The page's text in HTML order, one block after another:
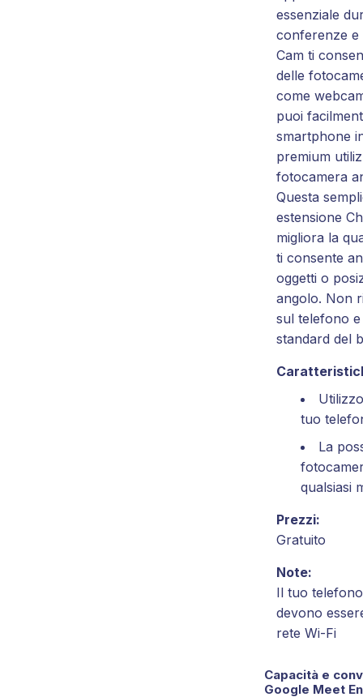
essenziale
conferenze e
Cam ti
delle
come
puoi
smartphone
premium
fotocamera
Questa
estensione
migliora la
ti consente
oggetti o
angolo. Non
sul telefono
standard del
tuo
La
qualsiasi
Prezzi:
Gratuito
Note:
Il tuo
devono
rete Wi-Fi
Capacità e
Google Meet